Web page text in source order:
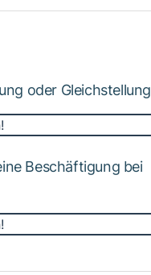
oder Gleichstellung
Beschäftigung bei